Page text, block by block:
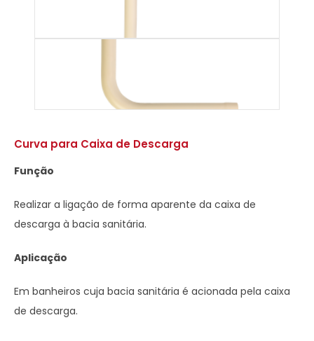
Curva para Caixa de Descarga
Função
Realizar a ligação de forma aparente da caixa de
descarga à bacia sanitária.
Aplicação
Em banheiros cuja bacia sanitária é acionada pela caixa
de descarga.